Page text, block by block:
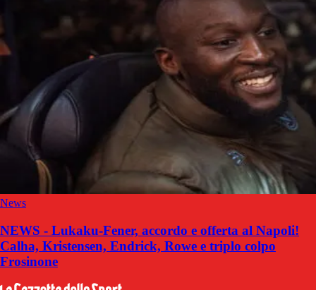
News
NEWS - Lukaku-Fener, accordo e offerta al Napoli!
Calha, Kristensen, Endrick, Rowe e triplo colpo
Frosinone